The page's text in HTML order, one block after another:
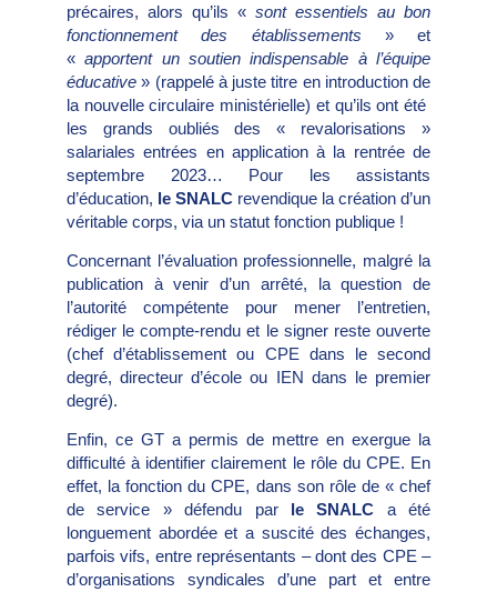
précaires, alors qu’ils « sont essentiels au bon
fonctionnement des établissements » et
«apportent un soutien indispensable à l’équipe
éducative» (rappelé à juste titre en introduction de
la nouvelle circulaire ministérielle) et qu’ils ont été
les grands oubliés des « revalorisations »
salariales entrées en application à la rentrée de
septembre 2023… Pour les assistants
d’éducation, le SNALC revendique la création d’un
véritable corps, via un statut fonction publique !
Concernant l’évaluation professionnelle, malgré la
publication à venir d’un arrêté, la question de
l’autorité compétente pour mener l’entretien,
rédiger le compte-rendu et le signer reste ouverte
(chef d’établissement ou CPE dans le second
degré, directeur d’école ou IEN dans le premier
degré).
Enfin, ce GT a permis de mettre en exergue la
difficulté à identifier clairement le rôle du CPE. En
effet, la fonction du CPE, dans son rôle de « chef
de service » défendu par le SNALC a été
longuement abordée et a suscité des échanges,
parfois vifs, entre représentants – dont des CPE –
d’organisations syndicales d’une part et entre